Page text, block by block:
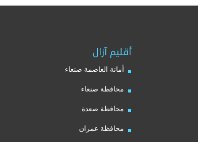
أقليم آزال
أمانة العاصمة صنعاء
محافظة صنعاء
محافظة صعدة
محافظة عمران